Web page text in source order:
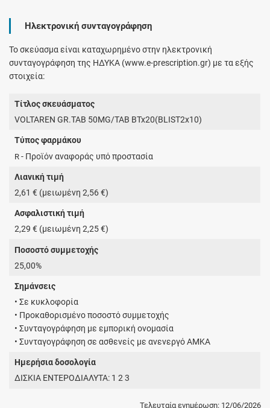
Ηλεκτρονική συνταγογράφηση
Το σκεύασμα είναι καταχωρημένο στην ηλεκτρονική
συνταγογράφηση της ΗΔΥΚΑ (www.e-prescription.gr) με τα εξής
στοιχεία:
Τίτλος σκευάσματος
VOLTAREN GR.TAB 50MG/TAB BTx20(BLIST2x10)
Τύπος φαρμάκου
R - Προϊόν αναφοράς υπό προστασία
Λιανική τιμή
2,61 € (μειωμένη 2,56 €)
Ασφαλιστική τιμή
2,29 € (μειωμένη 2,25 €)
Ποσοστό συμμετοχής
25,00%
Σημάνσεις
• Σε κυκλοφορία
• Προκαθορισμένο ποσοστό συμμετοχής
• Συνταγογράφηση με εμπορική ονομασία
• Συνταγογράφηση σε ασθενείς με ανενεργό ΑΜΚΑ
Ημερήσια δοσολογία
ΔΙΣΚΙΑ ΕΝΤΕΡΟΔΙΑΛΥΤΑ: 1 2 3
Τελευταία ενημέρωση: 12/06/2026